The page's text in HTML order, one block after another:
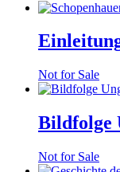
Not for Sale
Bildfolge
Not for Sale